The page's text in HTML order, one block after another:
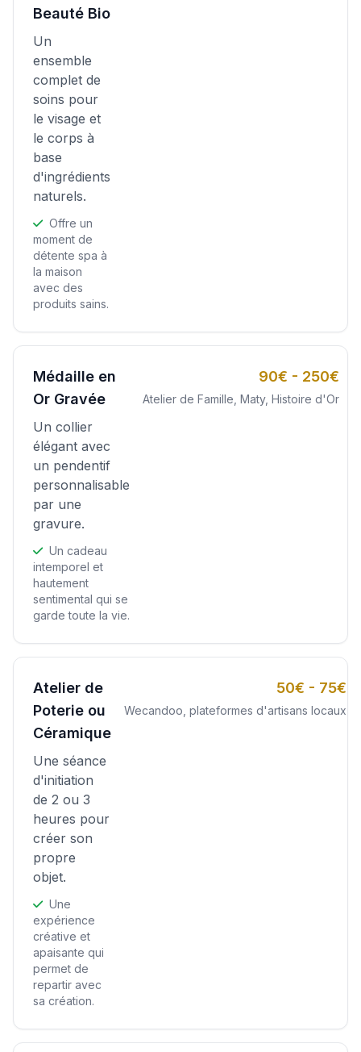
Beauté Bio
Un
ensemble
complet de
soins pour
le visage et
le corps à
base
d'ingrédients
naturels.
Offre un
moment de
détente spa à
la maison
avec des
produits sains.
Médaille en
Or Gravée
Un collier
élégant avec
un pendentif
personnalisable
par une
gravure.
Un cadeau
intemporel et
hautement
sentimental qui se
garde toute la vie.
90€ - 250€
Atelier de Famille, Maty, Histoire d'Or
Atelier de
Poterie ou
Céramique
Une séance
d'initiation
de 2 ou 3
heures pour
créer son
propre
objet.
Une
expérience
créative et
apaisante qui
permet de
repartir avec
sa création.
50€ - 75€
Wecandoo, plateformes d'artisans locaux